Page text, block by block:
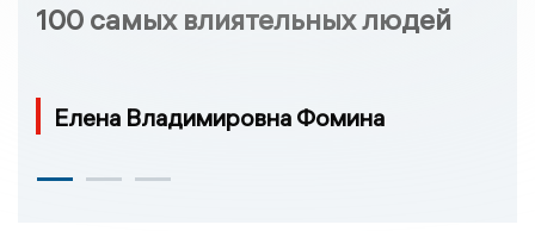
100 самых влиятельных людей
Елена Владимировна Фомина